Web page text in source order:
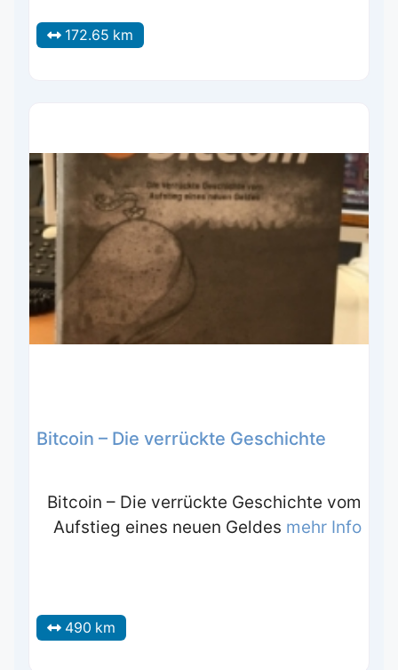
172.65 km
Bitcoin – Die verrückte Geschichte
Bitcoin – Die verrückte Geschichte vom
Aufstieg eines neuen Geldes mehr Info
490 km